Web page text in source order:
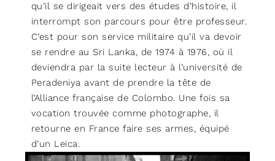
qu’il se dirigeait vers des études d’histoire, il
interrompt son parcours pour être professeur.
C’est pour son service militaire qu’il va devoir
se rendre au Sri Lanka, de 1974 à 1976, où il
deviendra par la suite lecteur à l’université de
Peradeniya avant de prendre la tête de
l’Alliance française de Colombo. Une fois sa
vocation trouvée comme photographe, il
retourne en France faire ses armes, équipé
d’un Leica.